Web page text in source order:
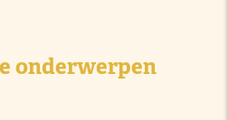
onderwerpen